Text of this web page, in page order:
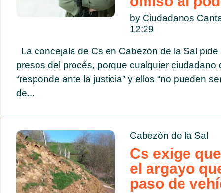
by Ciudadanos
12:29
La concejala de Cs en Cabezón de la Sal
presos del procés, porque cualquier ciudadano
“responde ante la justicia” y ellos “no pueden
de...
Cabezón de la Sal
Cs exige
el argayo
paso de